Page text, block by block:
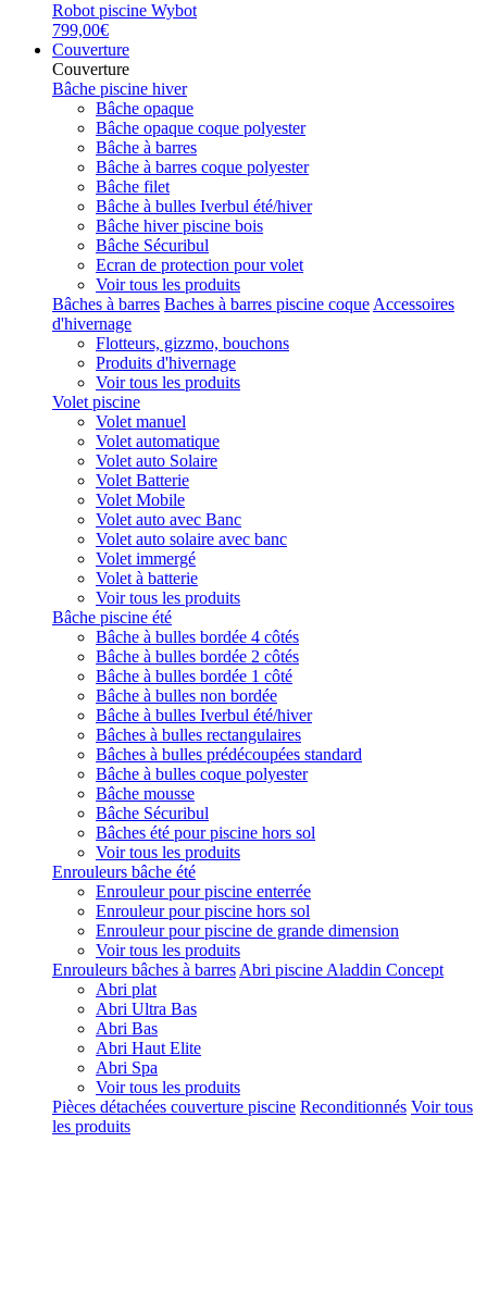
Robot piscine Wybot
799,00€
Couverture
Couverture
Bâche piscine hiver
Bâche opaque
Bâche opaque coque polyester
Bâche à barres
Bâche à barres coque polyester
Bâche filet
Bâche à bulles Iverbul été/hiver
Bâche hiver piscine bois
Bâche Sécuribul
Ecran de protection pour volet
Voir tous les produits
Bâches à barres Baches à barres piscine coque Accessoires
d'hivernage
Flotteurs, gizzmo, bouchons
Produits d'hivernage
Voir tous les produits
Volet piscine
Volet manuel
Volet automatique
Volet auto Solaire
Volet Batterie
Volet Mobile
Volet auto avec Banc
Volet auto solaire avec banc
Volet immergé
Volet à batterie
Voir tous les produits
Bâche piscine été
Bâche à bulles bordée 4 côtés
Bâche à bulles bordée 2 côtés
Bâche à bulles bordée 1 côté
Bâche à bulles non bordée
Bâche à bulles Iverbul été/hiver
Bâches à bulles rectangulaires
Bâches à bulles prédécoupées standard
Bâche à bulles coque polyester
Bâche mousse
Bâche Sécuribul
Bâches été pour piscine hors sol
Voir tous les produits
Enrouleurs bâche été
Enrouleur pour piscine enterrée
Enrouleur pour piscine hors sol
Enrouleur pour piscine de grande dimension
Voir tous les produits
Enrouleurs bâches à barres Abri piscine Aladdin Concept
Abri plat
Abri Ultra Bas
Abri Bas
Abri Haut Elite
Abri Spa
Voir tous les produits
Pièces détachées couverture piscine Reconditionnés Voir tous
les produits